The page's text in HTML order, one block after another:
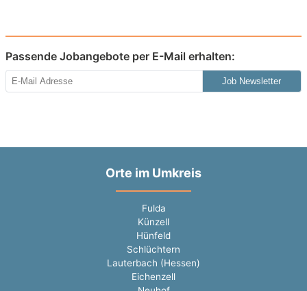
Passende Jobangebote per E-Mail erhalten:
Job Newsletter
Orte im Umkreis
Fulda
Künzell
Hünfeld
Schlüchtern
Lauterbach (Hessen)
Eichenzell